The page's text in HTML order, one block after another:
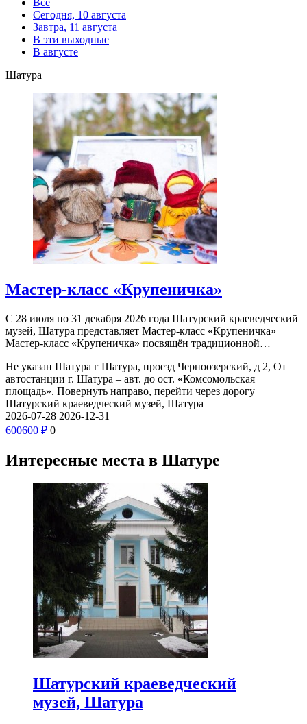
Все
Сегодня, 10 августа
Завтра, 11 августа
В эти выходные
В августе
Шатура
Мастер-класс «Крупеничка»
С 28 июля по 31 декабря 2026 года Шатурский краеведческий
музей, Шатура представляет Мастер-класс «Крупеничка»
Мастер-класс «Крупеничка» посвящён традиционной…
Не указан Шатура г Шатура, проезд Черноозерский, д 2, От
автостанции г. Шатура – авт. до ост. «Комсомольская
площадь». Повернуть направо, перейти через дорогу
Шатурский краеведческий музей, Шатура
2026-07-28 2026-12-31
600600 ₽ 0
Интересные места в Шатуре
Шатурский краеведческий
музей, Шатура